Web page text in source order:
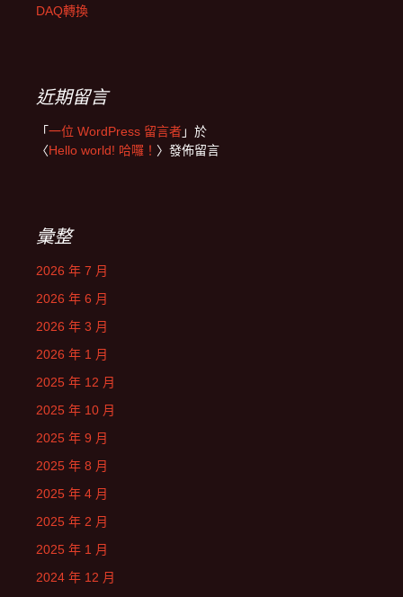
DAQ轉換
近期留言
「一位 WordPress 留言者」於
〈Hello world! 哈囉！ 〉發佈留言
彙整
2026 年 7 月
2026 年 6 月
2026 年 3 月
2026 年 1 月
2025 年 12 月
2025 年 10 月
2025 年 9 月
2025 年 8 月
2025 年 4 月
2025 年 2 月
2025 年 1 月
2024 年 12 月